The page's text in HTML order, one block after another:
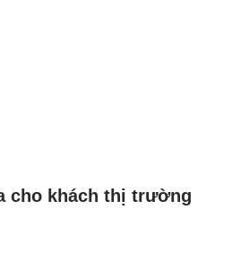
cho khách thị trường